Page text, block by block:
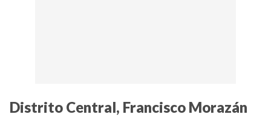
Distrito Central, Francisco Morazán